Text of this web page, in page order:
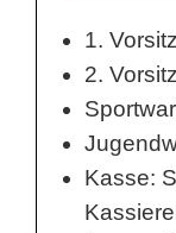
1.
2.
Kasse: